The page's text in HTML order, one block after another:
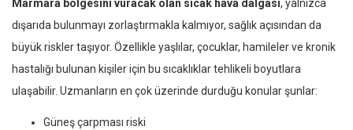
Marmara bölgesini vuracak olan sıcak hava dalgası, yalnızca
dışarıda bulunmayı zorlaştırmakla kalmıyor, sağlık açısından da
büyük riskler taşıyor. Özellikle yaşlılar, çocuklar, hamileler ve kronik
hastalığı bulunan kişiler için bu sıcaklıklar tehlikeli boyutlara
ulaşabilir. Uzmanların en çok üzerinde durduğu konular şunlar:
Güneş çarpması riski